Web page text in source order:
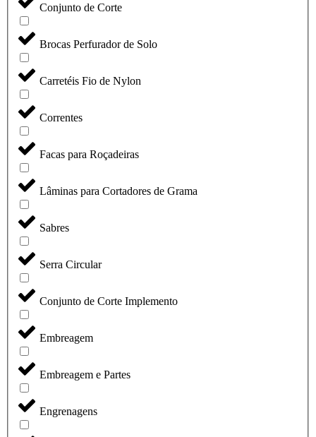
Conjunto de Corte
Brocas Perfurador de Solo
Carretéis Fio de Nylon
Correntes
Facas para Roçadeiras
Lâminas para Cortadores de Grama
Sabres
Serra Circular
Conjunto de Corte Implemento
Embreagem
Embreagem e Partes
Engrenagens